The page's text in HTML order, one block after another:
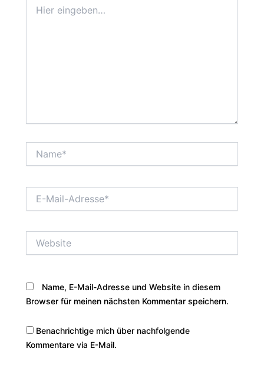
eingeben…
Mail-
Name, E-Mail-Adresse und Website in diesem
Browser für meinen nächsten Kommentar speichern.
Benachrichtige mich über nachfolgende
Kommentare via E-Mail.